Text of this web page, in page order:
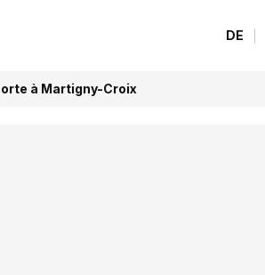
DE
à Martigny-Croix